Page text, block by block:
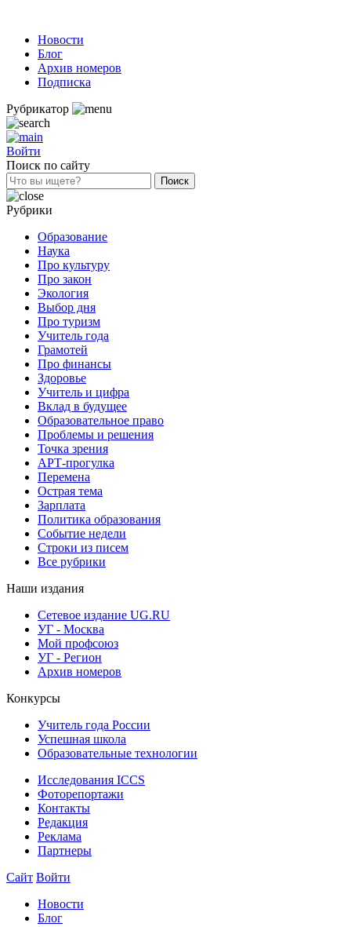
Новости
Блог
Архив номеров
Подписка
Рубрикатор
Войти
Поиск по сайту
Рубрики
Образование
Наука
Про культуру
Про закон
Экология
Выбор дня
Про туризм
Учитель года
Грамотей
Про финансы
Здоровье
Учитель и цифра
Вклад в будущее
Образовательное право
Проблемы и решения
Точка зрения
АРТ-прогулка
Перемена
Острая тема
Зарплата
Политика образования
Событие недели
Строки из писем
Все рубрики
Наши издания
Сетевое издание UG.RU
УГ - Москва
Мой профсоюз
УГ - Регион
Архив номеров
Конкурсы
Учитель года России
Успешная школа
Образовательные технологии
Исследования ICCS
Фоторепортажи
Контакты
Редакция
Реклама
Партнеры
Сайт Войти
Новости
Блог